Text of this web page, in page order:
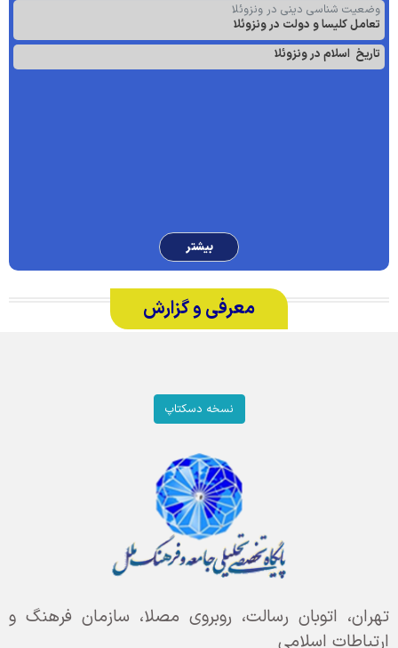
وضعیت شناسی دینی در ونزوئلا
تعامل کلیسا و دولت در ونزوئلا
تاریخ اسلام در ونزوئلا
بیشتر
معرفی و گزارش
نسخه دسکتاپ
تهران، اتوبان رسالت، روبروی مصلا، سازمان فرهنگ و
ارتباطات اسلامی